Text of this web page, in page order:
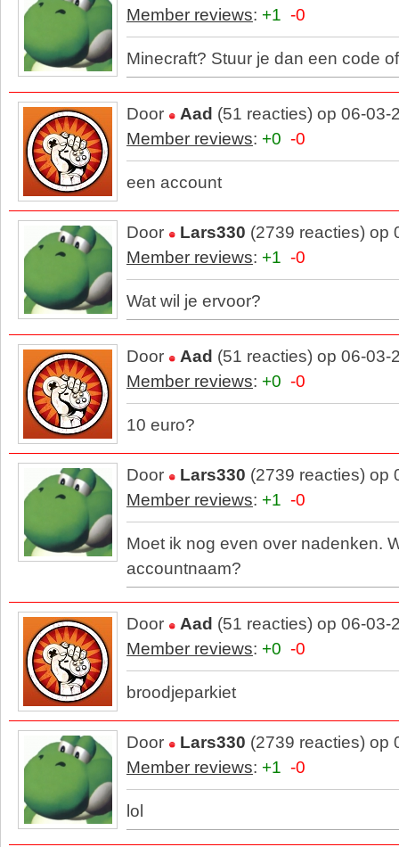
Member reviews: +1 -0
Minecraft? Stuur je dan een code
Door Aad (51 reacties) op 06-03-
Member reviews: +0 -0
een account
Door Lars330 (2739 reacties) op
Member reviews: +1 -0
Wat wil je ervoor?
Door Aad (51 reacties) op 06-03-
Member reviews: +0 -0
10 euro?
Door Lars330 (2739 reacties) op
Member reviews: +1 -0
Moet ik nog even over nadenken.
accountnaam?
Door Aad (51 reacties) op 06-03-
Member reviews: +0 -0
broodjeparkiet
Door Lars330 (2739 reacties) op
Member reviews: +1 -0
lol